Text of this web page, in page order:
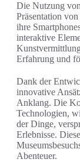
Die Nutzung
Präsentation
ihre
interaktive
Erfahrung und
Dank der
innovative
Anklang. Die
Technologien,
der Dinge,
Erlebnisse.
Abenteuer.